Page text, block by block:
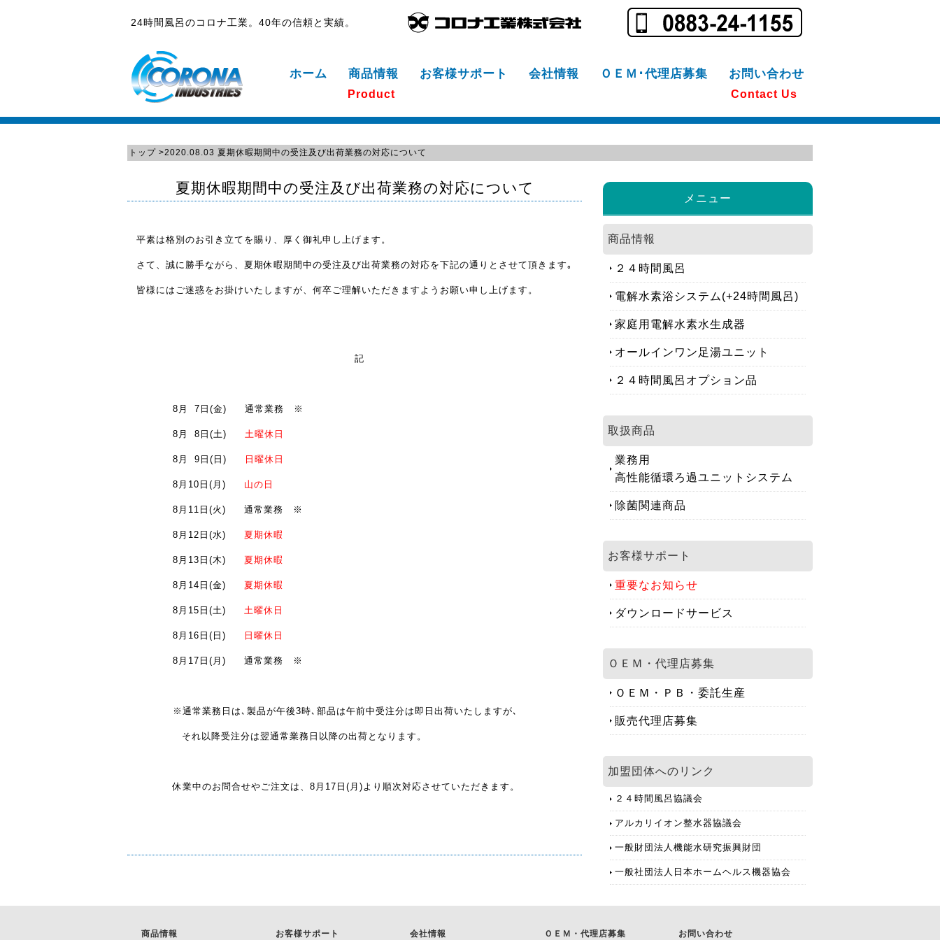
24時間風呂のコロナ工業。40年の信頼と実績。
ホーム 商品情報 お客様サポート 会社情報 ＯＥＭ･代理店募集 お問い合わせ
Contact Us
Product
トップ >2020.08.03 夏期休暇期間中の受注及び出荷業務の対応について
夏期休暇期間中の受注及び出荷業務の対応について
平素は格別のお引き立てを賜り、厚く御礼申し上げます。
さて、誠に勝手ながら、夏期休暇期間中の受注及び出荷業務の対応を下記の通りとさせて頂きます｡
皆様にはご迷惑をお掛けいたしますが、何卒ご理解いただきますようお願い申し上げます。
記
8月 7日(金) 通常業務 ※
8月 8日(土) 土曜休日
8月 9日(日) 日曜休日
8月10日(月) 山の日
8月11日(火) 通常業務 ※
8月12日(水) 夏期休暇
8月13日(木) 夏期休暇
8月14日(金) 夏期休暇
8月15日(土) 土曜休日
8月16日(日) 日曜休日
8月17日(月) 通常業務 ※
※通常業務日は､製品が午後3時､部品は午前中受注分は即日出荷いたしますが､
それ以降受注分は翌通常業務日以降の出荷となります。
休業中のお問合せやご注文は、8月17日(月)より順次対応させていただきます。
メニュー
商品情報
２４時間風呂
電解水素浴システム(+24時間風呂)
家庭用電解水素水生成器
オールインワン足湯ユニット
２４時間風呂オプション品
取扱商品
業務用
高性能循環ろ過ユニットシステム
除菌関連商品
お客様サポート
重要なお知らせ
ダウンロードサービス
ＯＥＭ・代理店募集
ＯＥＭ・ＰＢ・委託生産
販売代理店募集
加盟団体へのリンク
２４時間風呂協議会
アルカリイオン整水器協議会
一般財団法人機能水研究振興財団
一般社団法人日本ホームヘルス機器協会
商品情報 お客様サポート 会社情報 ＯＥＭ・代理店募集 お問い合わせ